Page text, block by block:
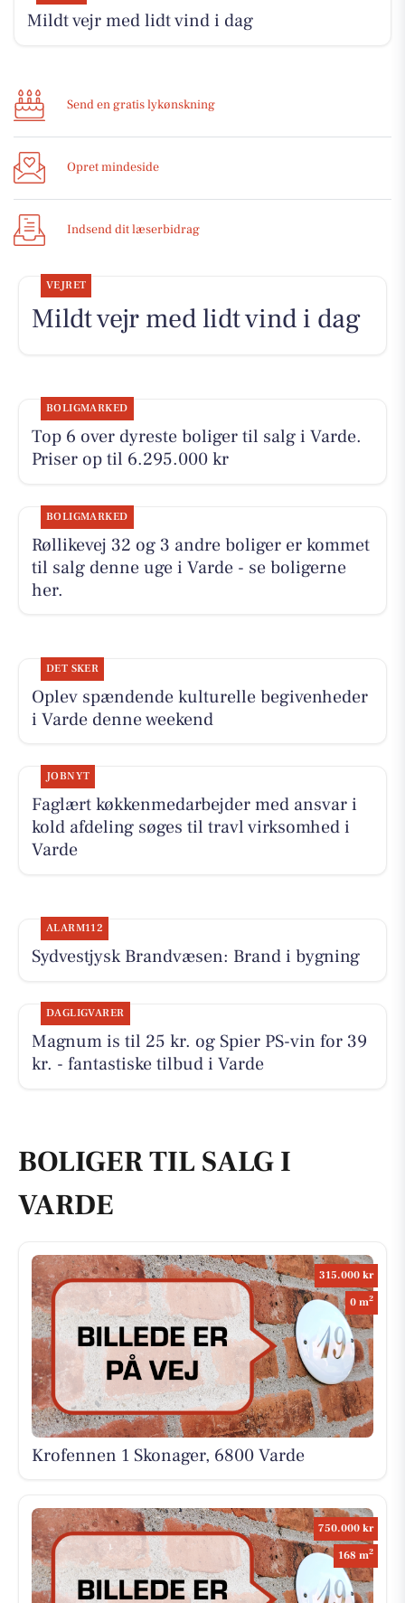
Mildt vejr med lidt vind i dag
Send en gratis lykønskning
Opret mindeside
Indsend dit læserbidrag
VEJRET
Mildt vejr med lidt vind i dag
BOLIGMARKED
Top 6 over dyreste boliger til salg i Varde.
Priser op til 6.295.000 kr
BOLIGMARKED
Røllikevej 32 og 3 andre boliger er kommet
til salg denne uge i Varde - se boligerne
her.
DET SKER
Oplev spændende kulturelle begivenheder
i Varde denne weekend
JOBNYT
Faglært køkkenmedarbejder med ansvar i
kold afdeling søges til travl virksomhed i
Varde
ALARM112
Sydvestjysk Brandvæsen: Brand i bygning
DAGLIGVARER
Magnum is til 25 kr. og Spier PS-vin for 39
kr. - fantastiske tilbud i Varde
BOLIGER TIL SALG I
VARDE
315.000 kr
0 m2
Krofennen 1 Skonager, 6800 Varde
750.000 kr
168 m2